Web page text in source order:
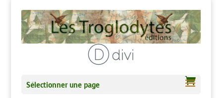
Sélectionner une page